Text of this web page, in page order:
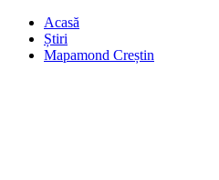
Acasă
Știri
Mapamond Creștin